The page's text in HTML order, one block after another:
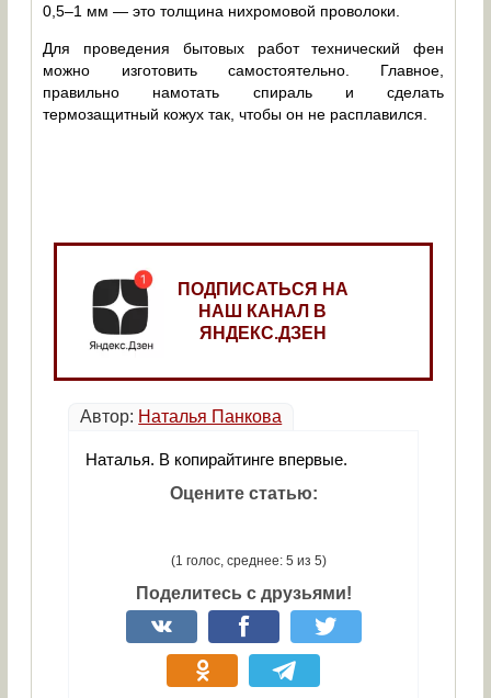
0,5–1 мм — это толщина нихромовой проволоки.
Для проведения бытовых работ технический фен
можно изготовить самостоятельно. Главное,
правильно намотать спираль и сделать
термозащитный кожух так, чтобы он не расплавился.
ПОДПИСАТЬСЯ НА
НАШ КАНАЛ В
ЯНДЕКС.ДЗЕН
Автор: Наталья Панкова
Наталья. В копирайтинге впервые.
Оцените статью:
(1 голос, среднее: 5 из 5)
Поделитесь с друзьями!